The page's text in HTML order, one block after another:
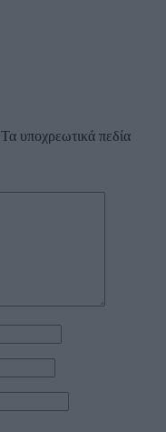
Τα υποχρεωτικά πεδία